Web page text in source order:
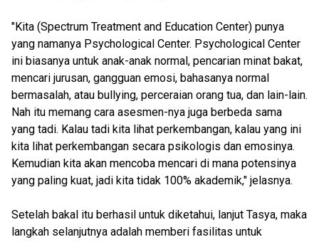
"Kita (Spectrum Treatment and Education Center) punya
yang namanya Psychological Center. Psychological Center
ini biasanya untuk anak-anak normal, pencarian minat bakat,
mencari jurusan, gangguan emosi, bahasanya normal
bermasalah, atau bullying, perceraian orang tua, dan lain-lain.
Nah itu memang cara asesmen-nya juga berbeda sama
yang tadi. Kalau tadi kita lihat perkembangan, kalau yang ini
kita lihat perkembangan secara psikologis dan emosinya.
Kemudian kita akan mencoba mencari di mana potensinya
yang paling kuat, jadi kita tidak 100% akademik," jelasnya.
Setelah bakal itu berhasil untuk diketahui, lanjut Tasya, maka
langkah selanjutnya adalah memberi fasilitas untuk